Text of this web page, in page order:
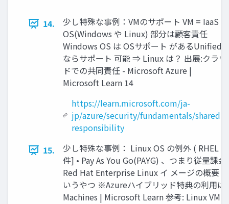
14.
少し特殊な事例：VMのサポート VM = IaaS
OS(Windows や Linux) 部分は顧客責任
Windows OS は OSサポート があるUnified
ならサポート 可能 ⇒ Linux は？ 出展:クラウ
ドでの共同責任 - Microsoft Azure |
Microsoft Learn 14
https://learn.microsoft.com/ja-
jp/azure/security/fundamentals/shared-
responsibility
15.
少し特殊な事例： Linux OS の例外 ( RHEL
件] • Pay As You Go(PAYG) 、つまり従量課
Red Hat Enterprise Linux イ メージの概要
いうやつ ※Azureハイブリッド特典の利用
Machines | Microsoft Learn 参考: Linux VM